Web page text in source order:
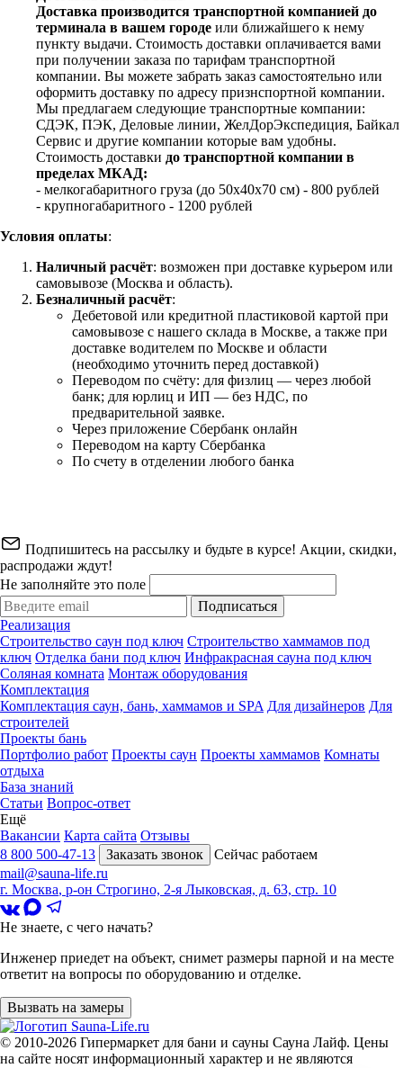
Доставка производится транспортной компанией до
терминала в вашем городе или ближайшего к нему
пункту выдачи. Стоимость доставки оплачивается вами
при получении заказа по тарифам транспортной
компании. Вы можете забрать заказ самостоятельно или
оформить доставку по адресу признспортной компании.
Мы предлагаем следующие транспортные компании:
СДЭК, ПЭК, Деловые линии, ЖелДорЭкспедиция, Байкал
Сервис и другие компании которые вам удобны.
Стоимость доставки до транспортной компании в
пределах МКАД:
- мелкогабаритного груза (до 50х40х70 см) - 800 рублей
- крупногабаритного - 1200 рублей
Условия оплаты:
Наличный расчёт: возможен при доставке курьером или
самовывозе (Москва и область).
Безналичный расчёт:
Дебетовой или кредитной пластиковой картой при
самовывозе с нашего склада в Москве, а также при
доставке водителем по Москве и области
(необходимо уточнить перед доставкой)
Переводом по счёту: для физлиц — через любой
банк; для юрлиц и ИП — без НДС, по
предварительной заявке.
Через приложение Сбербанк онлайн
Переводом на карту Сбербанка
По счету в отделении любого банка
Подпишитесь на рассылку и будьте в курсе! Акции, скидки,
распродажи ждут!
Не заполняйте это поле
Подписаться
Реализация
Строительство саун под ключ Строительство хаммамов под
ключ Отделка бани под ключ Инфракрасная сауна под ключ
Соляная комната Монтаж оборудования
Комплектация
Комплектация саун, бань, хаммамов и SPA Для дизайнеров Для
строителей
Проекты бань
Портфолио работ Проекты саун Проекты хаммамов Комнаты
отдыха
База знаний
Статьи Вопрос-ответ
Ещё
Вакансии Карта сайта Отзывы
8 800 500-47-13
Заказать звонок
Сейчас работаем
mail@sauna-life.ru
г. Москва, р-он Строгино, 2-я Лыковская, д. 63, стр. 10
Не знаете, с чего начать?
Инженер приедет на объект, снимет размеры парной и на месте
ответит на вопросы по оборудованию и отделке.
Вызвать на замеры
© 2010-2026 Гипермаркет для бани и сауны Сауна Лайф. Цены
на сайте носят информационный характер и не являются